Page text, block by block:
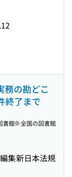
務の勘どこ
終了まで
集新日本法規
書館 全国の図書館